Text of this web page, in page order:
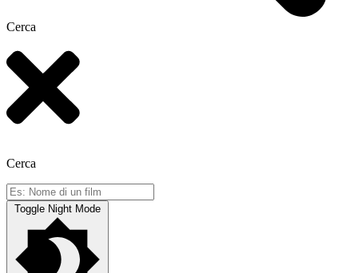
Cerca
Cerca
Toggle Night Mode